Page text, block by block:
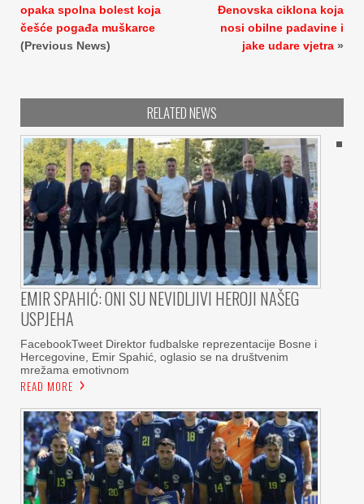
opaka spolna bolest koja
češće pogađa muškarce
(Previous News)
Đenovska ciklona koja
nosi obilne padavine i
jake udare vjetra »
RELATED NEWS
EMIR SPAHIĆ: ONI SU NEVIDLJIVI HEROJI NAŠEG
USPJEHA
FacebookTweet Direktor fudbalske reprezentacije Bosne i
Hercegovine, Emir Spahić, oglasio se na društvenim
mrežama emotivnom
READ MORE